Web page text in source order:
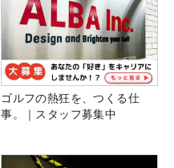
ゴルフの熱狂を、つくる仕
事。｜スタッフ募集中